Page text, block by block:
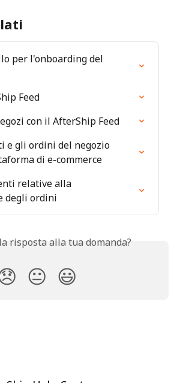
per l'onboarding del
Feed
con il AfterShip Feed
e gli ordini del negozio
di e-commerce
relative alla
degli ordini
risposta alla tua domanda?
😐 😃